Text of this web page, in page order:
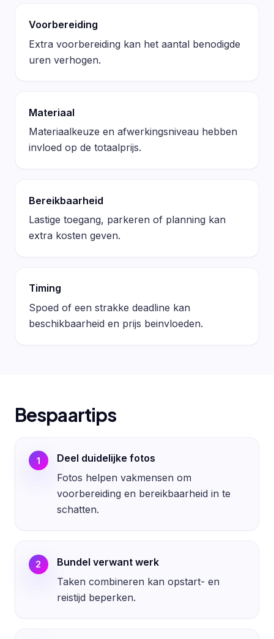
Voorbereiding
Extra voorbereiding kan het aantal benodigde
uren verhogen.
Materiaal
Materiaalkeuze en afwerkingsniveau hebben
invloed op de totaalprijs.
Bereikbaarheid
Lastige toegang, parkeren of planning kan
extra kosten geven.
Timing
Spoed of een strakke deadline kan
beschikbaarheid en prijs beinvloeden.
Bespaartips
1
Deel duidelijke fotos
Fotos helpen vakmensen om
voorbereiding en bereikbaarheid in te
schatten.
2
Bundel verwant werk
Taken combineren kan opstart- en
reistijd beperken.